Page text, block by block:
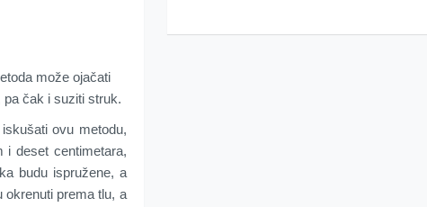
može ojačati
pa čak i suziti struk.
ovu metodu,
i deset centimetara,
budu ispružene, a
okrenuti prema tlu, a